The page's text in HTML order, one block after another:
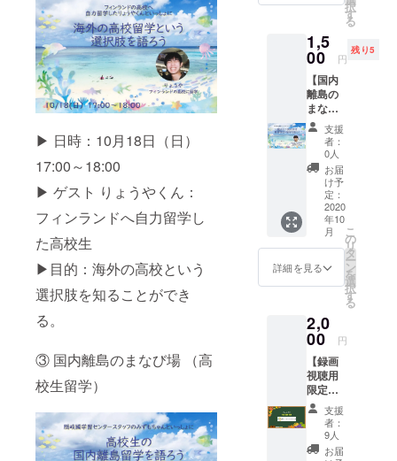
▶︎ 日時：10月18日（日）
17:00～18:00
▶︎ ゲスト りょうやくん：
フィンランドへ自力留学し
た高校生
▶︎目的：海外の高校という
選択肢を知ることができ
る。
③ 国内離島のまなび場 （高
校生留学）
年記念号
▼実績等
鹿児島県姶
良伊佐地区
教育実践論
文最優秀賞
（道徳）
鹿児島県姶
良伊佐地区
研究発表及
び代表授業
（算数、外
国語）
任理事
鹿児島市立
小学校職員
研修講師
志布志市立
小学校家庭
教育学級講
ンティ
アでご
協力い
ただい
ており
ます。
ファン
ディン
後に
メール
にて送
信しま
す。迷
惑メー
ルに分
類され
ないよ
う、ご
確認く
ださ
い。 講
師の方
協力い
ただい
ており
ます。
インア
プリ
Zoomで
行いま
す。ア
プリの
インス
トール
をお願
いいた
しま
す。 ま
た、
Zoomの
参加
ID、パ
スワー
ファン
ディン
後に
メール
にて送
信しま
す。迷
惑メー
ルに分
択
す
る
1,5
00 円
残り5
【国内
離島の
まなび
場 （親
子留
学）
（リア
ルタイ
ム参
加）】
内容、
日程に
ついて
は画像
の通り
インア
プリ
Zoomで
行いま
す。ア
プリの
インス
トール
をお願
いいた
支援
者：
0人
お届
け予
定：
2020
年10
月
詳細を見る
こ
の
リ
タ
ー
ン
を
選
択
す
る
2,0
00 円
【録画
視聴用
限定
アーカ
イブ】
連続セ
ミナー
支援
者：
9人
お届